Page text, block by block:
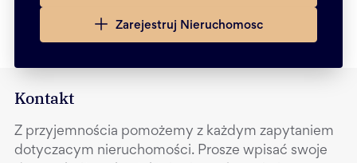
Zarejestruj Nieruchomosc
Kontakt
Z przyjemnościa pomożemy z każdym zapytaniem
dotyczacym nieruchomości. Prosze wpisać swoje